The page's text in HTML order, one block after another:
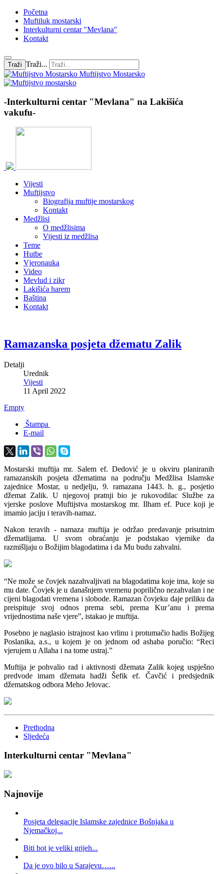
Početna
Muftiluk mostarski
Interkulturni centar "Mevlana"
Kontakt
Traži Traži...
Muftijstvo Mostarsko
-Interkulturni centar "Mevlana" na Lakišića
vakufu-
Vijesti
Muftijstvo
Biografija muftije mostarskog
Kontakt
Medžlisi
O medžlisima
Vijesti iz medžlisa
Teme
Hutbe
Vjeronauka
Video
Mevlud i zikr
Lakišića harem
Baština
Kontakt
Ramazanska posjeta džematu Zalik
Detalji
Urednik
Vijesti
11 April 2022
Empty
Štampa
E-mail
Mostarski muftija mr. Salem ef. Dedović je u okviru planiranih
ramazanskih posjeta džematima na području Medžlisa Islamske
zajednice Mostar, u nedjelju, 9. ramazana 1443. h. g., posjetio
džemat Zalik. U njegovoj pratnji bio je rukovodilac Službe za
vjerske poslove Muftijstva mostarskog mr. Ilham ef. Puce koji je
imamio jaciju i teravih-namaz.
Nakon teravih - namaza muftija je održao predavanje prisutnim
džematlijama. U svom obraćanju je podstakao vjernike da
razmišljaju o Božijim blagodatima i da Mu budu zahvalni.
“Ne može se čovjek nazahvaljivati na blagodatima koje ima, koje su
mu date. Čovjek je u današnjem vremenu poprilično nezahvalan i ne
cijeni blagodati vremena i slobode. Ramazan čovjeku daje priliku da
preispituje svoj odnos prema sebi, prema Kur’anu i prema
vrijednostima naše vjere”, istakao je muftija.
Posebno je naglasio istrajnost kao vrlinu i protumačio hadis Božijeg
Poslanika, a.s., u kojem je on jednom od ashaba poručio: “Reci
vjerujem u Allaha i na tome ustraj.”
Muftija je pohvalio rad i aktivnosti džemata Zalik kojeg uspješno
predvode imam džemata hadži Šefik ef. Čavčić i predsjednik
džematskog odbora Meho Jelovac.
Prethodna
Sljedeća
Interkulturni centar "Mevlana"
Najnovije
Posjeta delegacije Islamske zajednice Bošnjaka u
Njemačkoj...
Biti bot je veliki grijeh...
Da je ovo bilo u Sarajevu…...